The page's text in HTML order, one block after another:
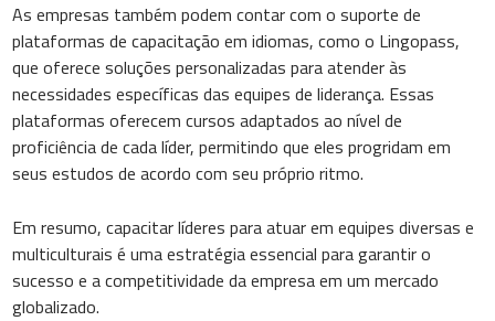
As empresas também podem contar com o suporte de
plataformas de capacitação em idiomas, como o Lingopass,
que oferece soluções personalizadas para atender às
necessidades específicas das equipes de liderança. Essas
plataformas oferecem cursos adaptados ao nível de
proficiência de cada líder, permitindo que eles progridam em
seus estudos de acordo com seu próprio ritmo.
Em resumo, capacitar líderes para atuar em equipes diversas e
multiculturais é uma estratégia essencial para garantir o
sucesso e a competitividade da empresa em um mercado
globalizado.